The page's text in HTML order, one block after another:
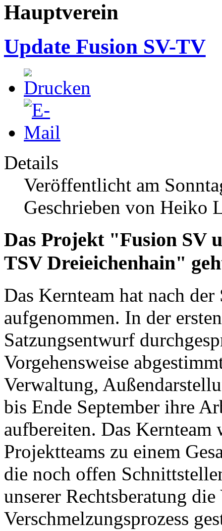
Hauptverein
Update Fusion SV-TV
Details
Veröffentlicht am
Geschrieben von Heiko
Das Projekt "Fusion SV
TSV Dreieichenhain"
Das Kernteam hat nach
aufgenommen. In der
Satzungsentwurf
Vorgehensweise
Verwaltung,
bis Ende September ihre
aufbereiten. Das Kernteam
Projektteams zu einem
die noch offen
unserer Rechtsberatung
Verschmelzungsprozess